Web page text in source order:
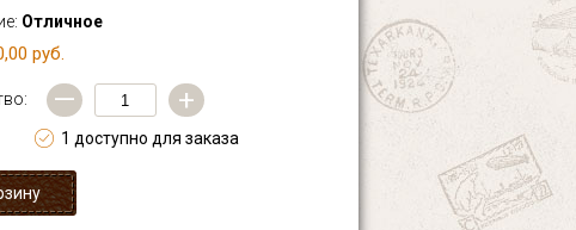
Отличное
руб.
— +
1 доступно для заказа